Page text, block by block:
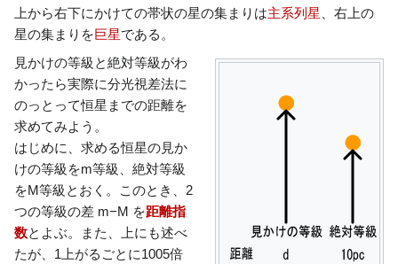
上から右下にかけての帯状の星の集まりは主系列星
、右上の
星の集まりを巨星である。
見かけの等級と絶対等級がわ
かったら実際に分光視差法に
のっとって恒星までの距離を
求めてみよう。
はじめに、求める恒星の見か
けの等級をm等級、絶対等級
をM等級とおく。このとき、2
つの等級の差 m−M を距離指
数とよぶ。また、上にも述べ
たが、1上がるごとに1005倍